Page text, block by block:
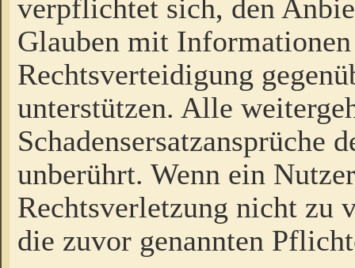
verpflichtet sich, den
Glauben mit
Rechtsverteidigung
unterstützen. Alle
Schadensersatzansprüche
unberührt. Wenn ein
Rechtsverletzung nicht zu
die zuvor genannten